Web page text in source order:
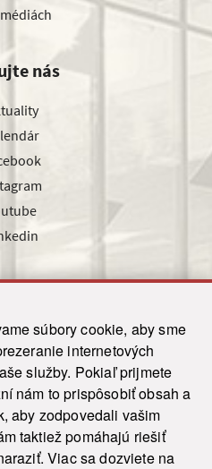
súbory cookie, aby sme
internetových
služby. Pokiaľ prijmete
nám to prispôsobiť obsah a
aby zodpovedali vašim
taktiež pomáhajú riešiť
Viac sa dozviete na
nás